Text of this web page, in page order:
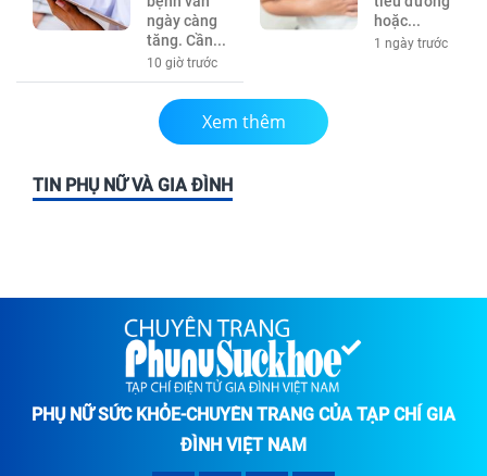
ngày càng
tăng. Cần...
10 giờ trước
hoặc...
1 ngày trước
Xem thêm
TIN PHỤ NỮ VÀ GIA ĐÌNH
PHỤ NỮ SỨC KHỎE-CHUYÊN TRANG CỦA TẠP CHÍ GIA
ĐÌNH VIỆT NAM